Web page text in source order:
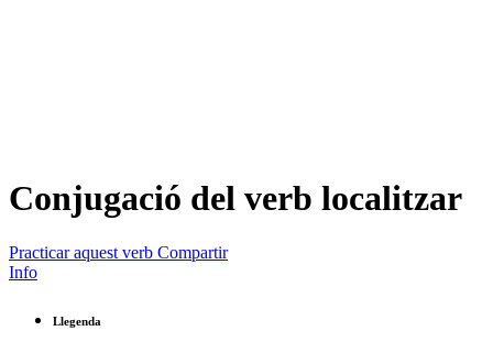
Conjugació del verb localitzar
Practicar aquest verb Compartir
Info
Llegenda